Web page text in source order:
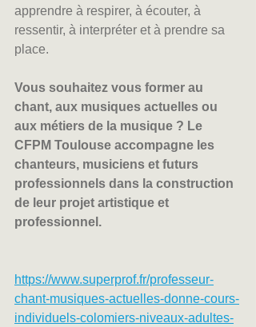
apprendre à respirer, à écouter, à
ressentir, à interpréter et à prendre sa
place.
Vous souhaitez vous former au
chant, aux musiques actuelles ou
aux métiers de la musique ? Le
CFPM Toulouse accompagne les
chanteurs, musiciens et futurs
professionnels dans la construction
de leur projet artistique et
professionnel.
https://www.superprof.fr/professeur-
chant-musiques-actuelles-donne-cours-
individuels-colomiers-niveaux-adultes-